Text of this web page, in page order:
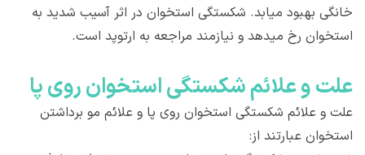
خانگی بهبود میابد. شکستگی استخوان در اثر آسیب شدید به
استخوان رخ میدهد و نیازمند مراجعه به ارتوپد است.
علت و علائم شکستگی استخوان روی پا
علت و علائم شکستگی استخوان روی پا و علائم مو برداشتن
استخوان عبارتند از: